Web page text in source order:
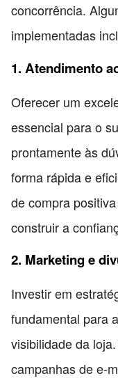
concorrência.
implementadas
1. Atendimento
Oferecer um
essencial para o
prontamente às
forma rápida e
de compra
construir a
2. Marketing e
Investir em
fundamental para
visibilidade da
campanhas de e-